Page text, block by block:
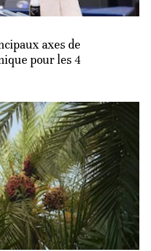
axes de
pour les 4